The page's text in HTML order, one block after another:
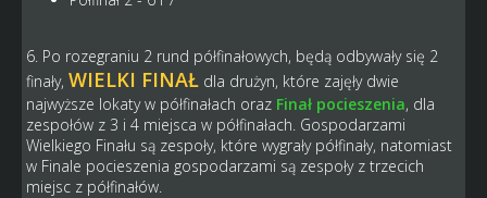
6. Po rozegraniu 2 rund półfinałowych, będą odbywały się 2
finały, WIELKI FINAŁdla drużyn, które zajęły dwie
najwyższe lokaty w półfinałach oraz Finał pocieszenia, dla
zespołów z 3 i 4 miejsca w półfinałach. Gospodarzami
Wielkiego Finału są zespoły, które wygrały półfinały, natomiast
w Finale pocieszenia gospodarzami są zespoły z trzecich
miejsc z półfinałów.